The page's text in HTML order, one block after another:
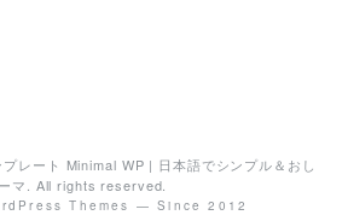
レート Minimal WP | 日本語でシンプル＆おし
マ. All rights reserved.
Themes — Since 2012